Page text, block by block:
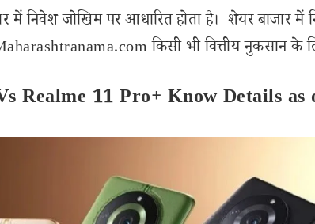
निवेश जोखिम पर आधारित होता है। शेयर बाजार
किसी भी वित्तीय नुकसान के
Realme 11 Pro+ Know Details as